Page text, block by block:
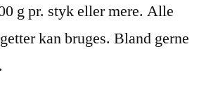
g pr. styk eller mere. Alle
kan bruges. Bland gerne